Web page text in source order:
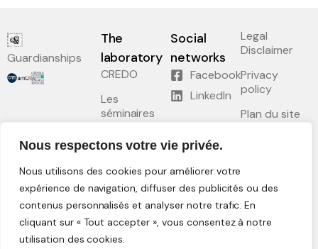
Nous respectons votre vie privée.
Nous utilisons des cookies pour améliorer votre
expérience de navigation, diffuser des publicités ou des
contenus personnalisés et analyser notre trafic. En
cliquant sur « Tout accepter », vous consentez à notre
utilisation des cookies.
Submitted thesis
Students discussion list
Scientific archives
CREDO / Inalco editions
Guardianships
The
laboratory
CREDO
Les
séminaires
Research
Documentation
and archives
Intranet
Social
networks
Facebook
LinkedIn
Legal
Disclaimer
Privacy
policy
Plan du site
©2026 Credo.